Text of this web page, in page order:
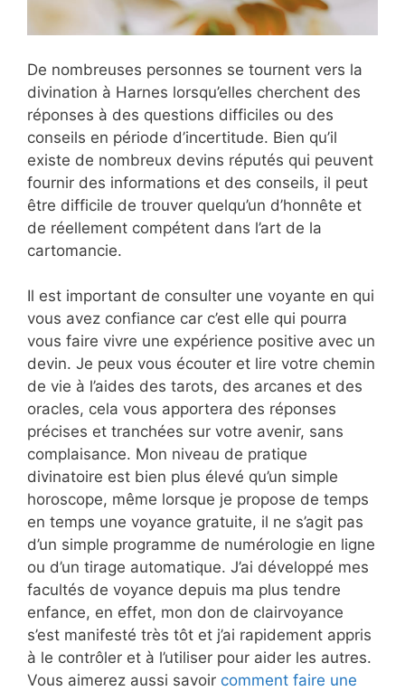
De nombreuses personnes se tournent vers la
divination à Harnes lorsqu’elles cherchent des
réponses à des questions difficiles ou des
conseils en période d’incertitude. Bien qu’il
existe de nombreux devins réputés qui peuvent
fournir des informations et des conseils, il peut
être difficile de trouver quelqu’un d’honnête et
de réellement compétent dans l’art de la
cartomancie.
Il est important de consulter une voyante en qui
vous avez confiance car c’est elle qui pourra
vous faire vivre une expérience positive avec un
devin. Je peux vous écouter et lire votre chemin
de vie à l’aides des tarots, des arcanes et des
oracles, cela vous apportera des réponses
précises et tranchées sur votre avenir, sans
complaisance. Mon niveau de pratique
divinatoire est bien plus élevé qu’un simple
horoscope, même lorsque je propose de temps
en temps une voyance gratuite, il ne s’agit pas
d’un simple programme de numérologie en ligne
ou d’un tirage automatique. J’ai développé mes
facultés de voyance depuis ma plus tendre
enfance, en effet, mon don de clairvoyance
s’est manifesté très tôt et j’ai rapidement appris
à le contrôler et à l’utiliser pour aider les autres.
Vous aimerez aussi savoir comment faire une